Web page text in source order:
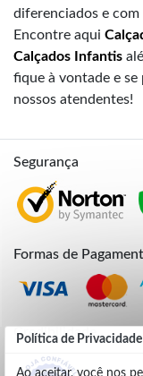
Política de Privacidade
Ao aceitar, você nos
diferenciados e com
Encontre aqui
Calçados Infantis
fique à vontade e
nossos atendentes!
Segurança
Formas de
Credibilidade